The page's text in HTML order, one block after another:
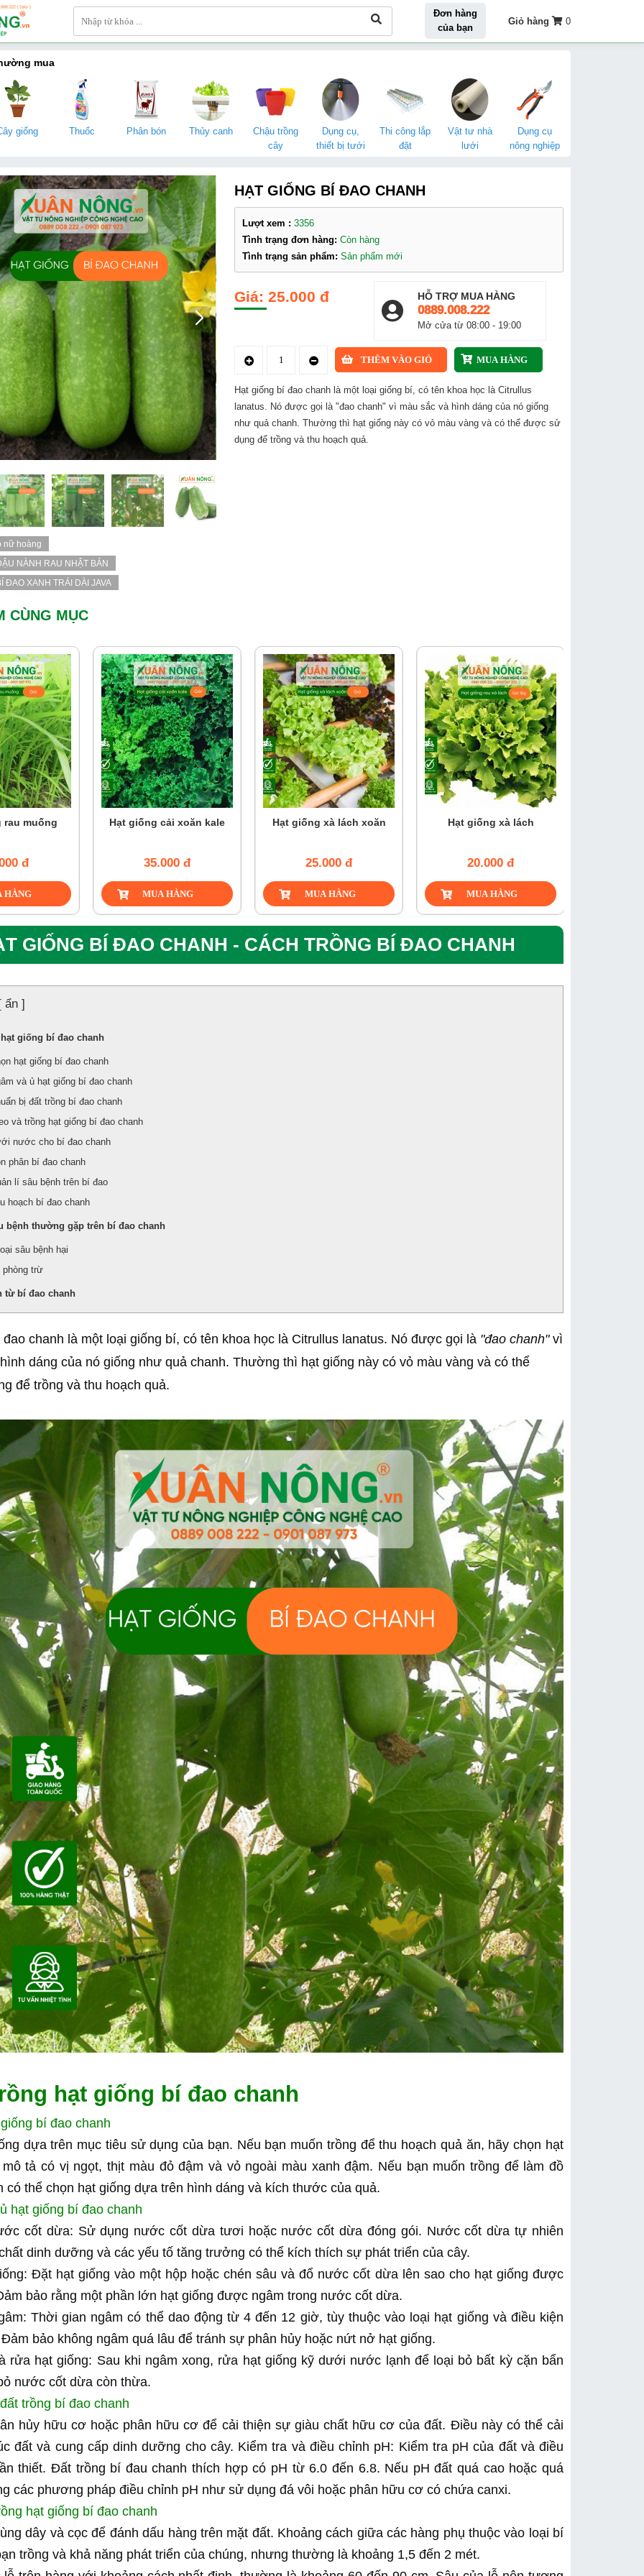
Đơn hàng
của bạn
Giỏ hàng 0
mua
giống Thuốc Phân bón Thủy canh
Chậu trồng
cây
Dụng cụ,
thiết bị tưới
Thi công lắp
đặt
Vật tư nhà
lưới
Dụng cụ
nông nghiệp
HẠT GIỐNG BÍ ĐAO CHANH
Lượt xem :3356
Tình trạng đơn hàng:Còn hàng
Tình trạng sản phẩm:Sản phẩm mới
25.000 đ HỖ TRỢ MUA HÀNG
0889.008.222
Mở cửa từ 08:00 - 19:00
Hạt giống bí đao chanh là một loại giống bí, có tên khoa học là Citrullus
lanatus. Nó được gọi là "đao chanh" vì màu sắc và hình dáng của nó giống
như quả chanh. Thường thì hạt giống này có vỏ màu vàng và có thể được sử
dụng để trồng và thu hoạch quả.
CÙNG MỤC
rau muống
đ
Hạt giống cải xoăn kale
35.000 đ
Hạt giống xà lách xoăn
25.000 đ
Hạt giống xà lách
20.000 đ
›
GIỐNG BÍ ĐAO CHANH - CÁCH TRỒNG BÍ ĐAO CHANH
ẩn ]
giống bí đao chanh
hạt giống bí đao chanh
và ủ hạt giống bí đao chanh
bị đất trồng bí đao chanh
và trồng hạt giống bí đao chanh
nước cho bí đao chanh
phân bí đao chanh
lí sâu bệnh trên bí đao
hoạch bí đao chanh
bệnh thường gặp trên bí đao chanh
sâu bệnh hại
phòng trừ
từ bí đao chanh
đao chanh là một loại giống bí, có tên khoa học là Citrullus lanatus. Nó được gọi là "đao chanh"vì
dáng của nó giống như quả chanh. Thường thì hạt giống này có vỏ màu vàng và có thể
để trồng và thu hoạch quả.
hạt giống bí đao chanh
bí đao chanh
dựa trên mục tiêu sử dụng của bạn. Nếu bạn muốn trồng để thu hoạch quả ăn, hãy chọn hạt
tả có vị ngọt, thịt màu đỏ đậm và vỏ ngoài màu xanh đậm. Nếu bạn muốn trồng để làm đồ
có thể chọn hạt giống dựa trên hình dáng và kích thước của quả.
hạt giống bí đao chanh
cốt dừa: Sử dụng nước cốt dừa tươi hoặc nước cốt dừa đóng gói. Nước cốt dừa tự nhiên
dinh dưỡng và các yếu tố tăng trưởng có thể kích thích sự phát triển của cây.
Đặt hạt giống vào một hộp hoặc chén sâu và đổ nước cốt dừa lên sao cho hạt giống được
bảo rằng một phần lớn hạt giống được ngâm trong nước cốt dừa.
Thời gian ngâm có thể dao động từ 4 đến 12 giờ, tùy thuộc vào loại hạt giống và điều kiện
bảo không ngâm quá lâu để tránh sự phân hủy hoặc nứt nở hạt giống.
rửa hạt giống: Sau khi ngâm xong, rửa hạt giống kỹ dưới nước lạnh để loại bỏ bất kỳ cặn bẩn
nước cốt dừa còn thừa.
trồng bí đao chanh
hủy hữu cơ hoặc phân hữu cơ để cải thiện sự giàu chất hữu cơ của đất. Điều này có thể cải
đất và cung cấp dinh dưỡng cho cây. Kiểm tra và điều chỉnh pH: Kiểm tra pH của đất và điều
thiết. Đất trồng bí đau chanh thích hợp có pH từ 6.0 đến 6.8. Nếu pH đất quá cao hoặc quá
các phương pháp điều chỉnh pH như sử dụng đá vôi hoặc phân hữu cơ có chứa canxi.
hạt giống bí đao chanh
dây và cọc để đánh dấu hàng trên mặt đất. Khoảng cách giữa các hàng phụ thuộc vào loại bí
trồng và khả năng phát triển của chúng, nhưng thường là khoảng 1,5 đến 2 mét.